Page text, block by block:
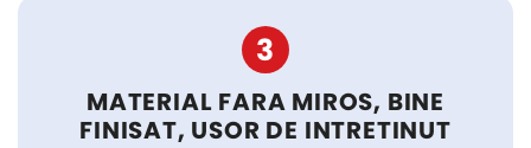
3
MATERIAL FARA MIROS, BINE
FINISAT, USOR DE INTRETINUT